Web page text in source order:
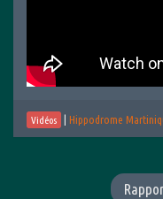
Vidéos Hippodrome